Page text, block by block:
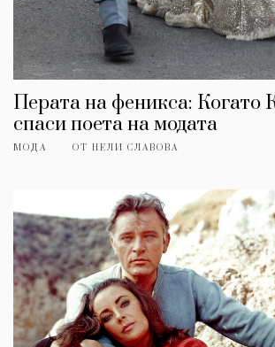
Перата на феникса: Когато
спаси поета на модата
МОДА ОТ НЕЛИ СЛАВОВА